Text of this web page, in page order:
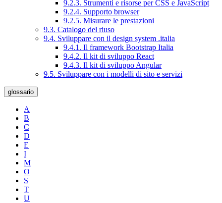
9.2.3. Strumenti e risorse per CSS e JavaScript
9.2.4. Supporto browser
9.2.5. Misurare le prestazioni
9.3. Catalogo del riuso
9.4. Sviluppare con il design system .italia
9.4.1. Il framework Bootstrap Italia
9.4.2. Il kit di sviluppo React
9.4.3. Il kit di sviluppo Angular
9.5. Sviluppare con i modelli di sito e servizi
glossario
A
B
C
D
E
I
M
O
S
T
U